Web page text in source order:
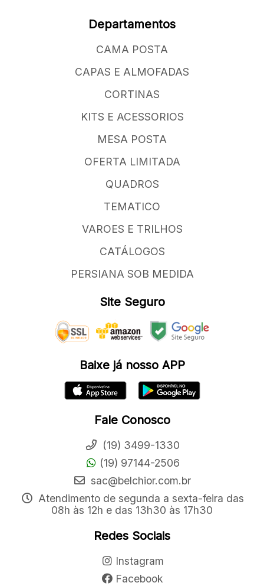
Departamentos
CAMA POSTA
CAPAS E ALMOFADAS
CORTINAS
KITS E ACESSORIOS
MESA POSTA
OFERTA LIMITADA
QUADROS
TEMATICO
VAROES E TRILHOS
CATÁLOGOS
PERSIANA SOB MEDIDA
Site Seguro
Baixe já nosso APP
Fale Conosco
(19) 3499-1330
(19) 97144-2506
sac@belchior.com.br
Atendimento de segunda a sexta-feira das
08h às 12h e das 13h30 às 17h30
Redes Sociais
Instagram
Facebook